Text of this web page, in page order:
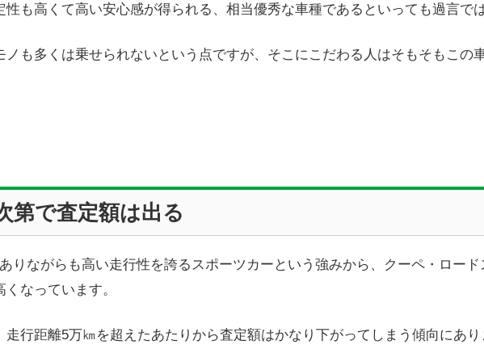
も高くて高い安心感が得られる、相当優秀な車種であるといっても過言で
も多くは乗せられないという点ですが、そこにこだわる人はそもそもこの
第で査定額は出る
りながらも高い走行性を誇るスポーツカーという強みから、クーペ・ロー
なっています。
行距離5万㎞を超えたあたりから査定額はかなり下がってしまう傾向にあり